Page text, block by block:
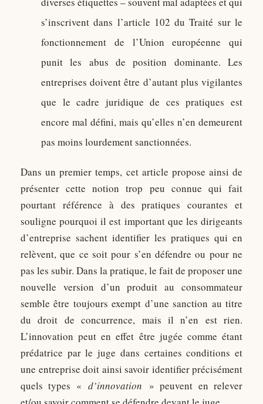
s’inscrivent dans l’article 102 du Traité sur le
fonctionnement de l’Union européenne qui
punit les abus de position dominante. Les
entreprises doivent être d’autant plus vigilantes
que le cadre juridique de ces pratiques est
encore mal défini, mais qu’elles n’en demeurent
pas moins lourdement sanctionnées.
Dans un premier temps, cet article propose ainsi de
présenter cette notion trop peu connue qui fait
pourtant référence à des pratiques courantes et
souligne pourquoi il est important que les dirigeants
d’entreprise sachent identifier les pratiques qui en
relèvent, que ce soit pour s’en défendre ou pour ne
pas les subir. Dans la pratique, le fait de proposer une
nouvelle version d’un produit au consommateur
semble être toujours exempt d’une sanction au titre
du droit de concurrence, mais il n’en est rien.
L’innovation peut en effet être jugée comme étant
prédatrice par le juge dans certaines conditions et
une entreprise doit ainsi savoir identifier précisément
quels types «d’innovation » peuvent en relever